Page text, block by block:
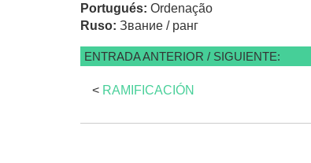
Portugués: Ordenação
Ruso: Звание / ранг
ENTRADA ANTERIOR / SIGUIENTE:
< RAMIFICACIÓN